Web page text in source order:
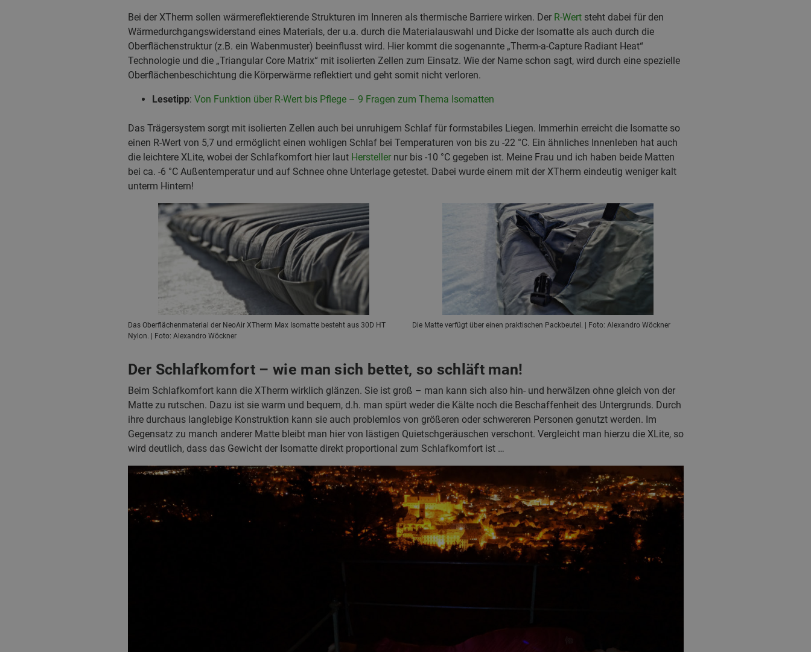
Bei der XTherm sollen wärmereflektierende Strukturen im Inneren als thermische Barriere wirken. Der R-Wertsteht dabei für den
Wärmedurchgangswiderstand eines Materials, der u.a. durch die Materialauswahl und Dicke der Isomatte als auch durch die
Oberflächenstruktur (z.B. ein Wabenmuster) beeinflusst wird. Hier kommt die sogenannte „Therm-a-Capture Radiant Heat“
Technologie und die „Triangular Core Matrix“ mit isolierten Zellen zum Einsatz. Wie der Name schon sagt, wird durch eine spezielle
Oberflächenbeschichtung die Körperwärme reflektiert und geht somit nicht verloren.
Lesetipp: Von Funktion über R-Wert bis Pflege – 9 Fragen zum Thema Isomatten
Das Trägersystem sorgt mit isolierten Zellen auch bei unruhigem Schlaf für formstabiles Liegen. Immerhin erreicht die Isomatte so
einen R-Wert von 5,7 und ermöglicht einen wohligen Schlaf bei Temperaturen von bis zu -22 °C. Ein ähnliches Innenleben hat auch
die leichtere XLite, wobei der Schlafkomfort hier laut Herstellernur bis -10 °C gegeben ist. Meine Frau und ich haben beide Matten
bei ca. -6 °C Außentemperatur und auf Schnee ohne Unterlage getestet. Dabei wurde einem mit der XTherm eindeutig weniger kalt
unterm Hintern!
Das Oberflächenmaterial der NeoAir XTherm Max Isomatte besteht aus 30D HT
Nylon. | Foto: Alexandro Wöckner
Die Matte verfügt über einen praktischen Packbeutel. | Foto: Alexandro Wöckner
Der Schlafkomfort – wie man sich bettet, so schläft man!
Beim Schlafkomfort kann die XTherm wirklich glänzen. Sie ist groß – man kann sich also hin- und herwälzen ohne gleich von der
Matte zu rutschen. Dazu ist sie warm und bequem, d.h. man spürt weder die Kälte noch die Beschaffenheit des Untergrunds. Durch
ihre durchaus langlebige Konstruktion kann sie auch problemlos von größeren oder schwereren Personen genutzt werden. Im
Gegensatz zu manch anderer Matte bleibt man hier von lästigen Quietschgeräuschen verschont. Vergleicht man hierzu die XLite, so
wird deutlich, dass das Gewicht der Isomatte direkt proportional zum Schlafkomfort ist …